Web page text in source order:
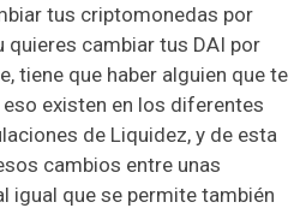
tus criptomonedas por
cambiar tus DAI por
tiene que haber alguien que te
existen en los diferentes
de Liquidez, y de esta
cambios entre unas
igual que se permite también